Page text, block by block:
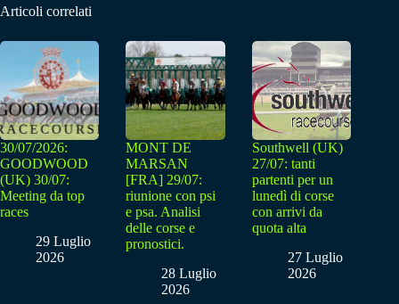
Articoli correlati
30/07/2026:
GOODWOOD
(UK) 30/07:
Meeting da top
races
29 Luglio
2026
MONT DE
MARSAN
[FRA] 29/07:
riunione con psi
e psa. Analisi
delle corse e
pronostici.
28 Luglio
2026
Southwell (UK)
27/07: tanti
partenti per un
lunedì di corse
con arrivi da
quota alta
27 Luglio
2026